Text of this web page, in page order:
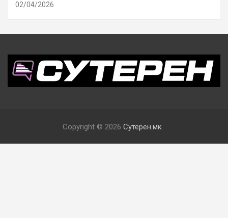
02/04/2026
Copyright © 2026 Сутерен.мк